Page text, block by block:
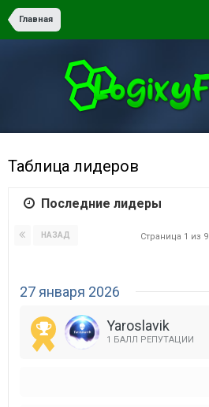
Главная
Таблица лидеров
Последние лидеры
НАЗАД Страница 1 из 9
27 января 2026
Yaroslavik
1 БАЛЛ РЕПУТАЦИИ